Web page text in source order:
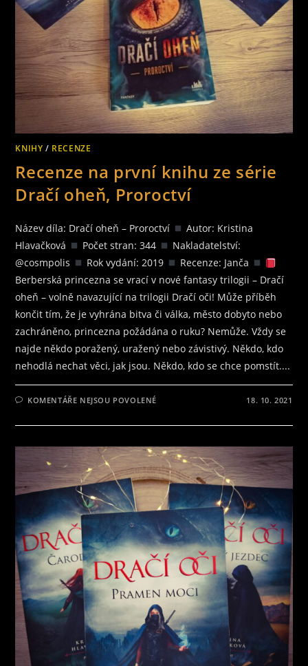
KNIHY / RECENZE
Recenze na první knihu ze série
Dračí oheň, Proroctví
Název díla: Dračí oheň – Proroctví
Autor: Kristina
Hlavačková
Počet stran: 344
Nakladatelství:
@cosmpolis
Rok vydání: 2019
Recenze: Janča
Berberská princezna se vrací v nové fantasy trilogii – Dračí
oheň – volně navazující na trilogii Dračí oči! Může příběh
končit tím, že je vyhrána bitva či válka, město dobyto nebo
zachráněno, princezna požádána o ruku? Nemůže. Vždy se
najde někdo poražený, uražený nebo závistivý. Někdo, kdo
nehodlá nechat věci, jak jsou. Někdo, kdo se chce pomstít....
KOMENTÁŘE NEJSOU POVOLENÉ
NÁZVEM
NA
PRVNÍ
KNIHU
ZE
SÉRIE
DRAČÍ
OHEŇ,
PROROCTVÍ
18. 10. 2021